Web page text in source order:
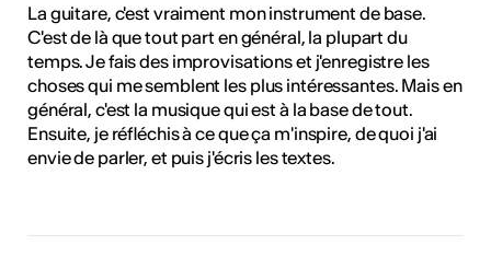
La guitare, c'est vraiment mon instrument de base.
C'est de là que tout part en général, la plupart du
temps. Je fais des improvisations et j'enregistre les
choses qui me semblent les plus intéressantes. Mais en
général, c'est la musique qui est à la base de tout.
Ensuite, je réfléchis à ce que ça m'inspire, de quoi j'ai
envie de parler, et puis j'écris les textes.